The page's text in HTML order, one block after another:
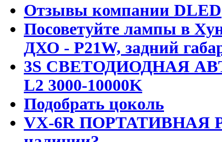
Отзывы компании DLED
Посоветуйте лампы в
ДХО - P21W, задний
3S СВЕТОДИОДНАЯ
L2 3000-10000K
Подобрать цоколь
VX-6R ПОРТАТИВНАЯ